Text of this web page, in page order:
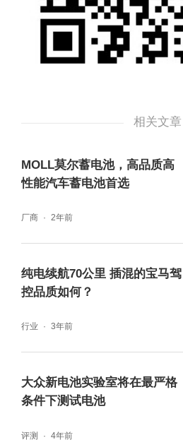
相关文章
MOLL莫尔蓄电池，高品质高
性能汽车蓄电池首选
厂商 2年前
纯电续航70公里 插混的宝马驾
控品质如何？
行业 3年前
大众新电池实验室将在最严格
条件下测试电池
评测 4年前